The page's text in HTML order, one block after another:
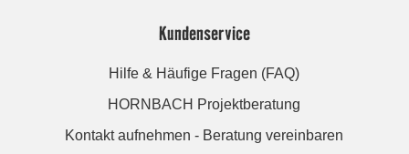
Kundenservice
Hilfe & Häufige Fragen (FAQ)
HORNBACH Projektberatung
Kontakt aufnehmen - Beratung vereinbaren